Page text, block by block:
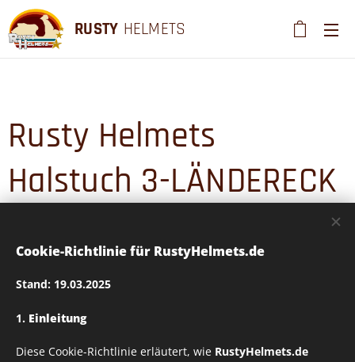
RUSTY HELMETS
Rusty Helmets
Halstuch 3-LÄNDERECK
Cookie-Richtlinie für RustyHelmets.de
Stand: 19.03.2025
1. Einleitung
Diese Cookie-Richtlinie erläutert, wie RustyHelmets.de